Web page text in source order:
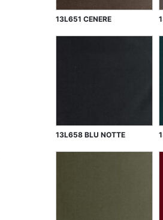
13L651 CENERE
13L658 BLU NOTTE